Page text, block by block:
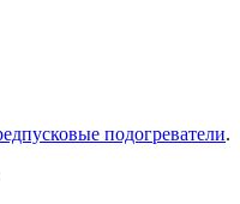
подогреватели.